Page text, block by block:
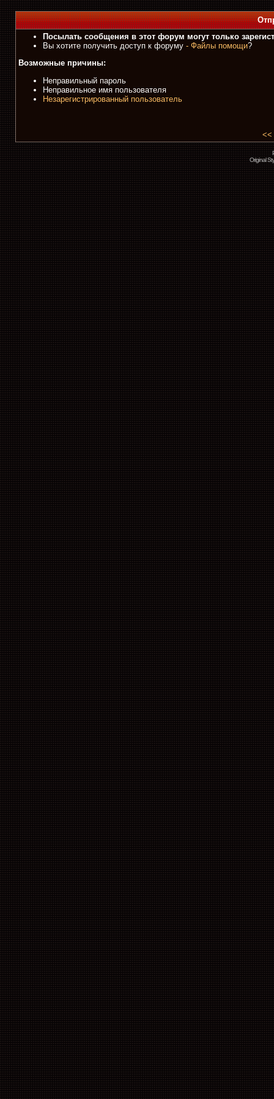
Посылать сообщения в этот форум могут только
Вы хотите получить доступ к форуму - Файлы помощи?
Возможные причины:
Неправильный пароль
Неправильное имя пользователя
Незарегистрированный пользователь
<<
Original